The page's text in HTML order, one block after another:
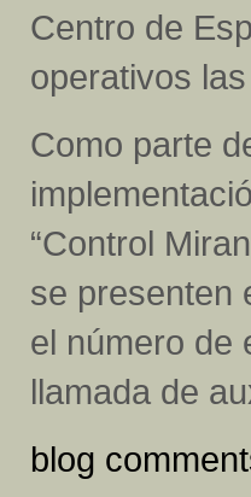
Centro de
operativos
Como parte
“Control
se presenten
el número de
llamada de
blog